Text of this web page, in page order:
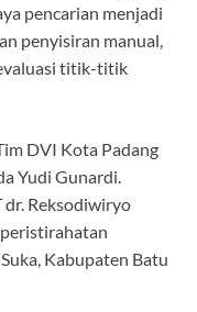
pencarian menjadi
penyisiran manual,
titik-titik
DVI Kota Padang
Yudi Gunardi.
dr. Reksodiwiryo
Kabupaten Batu